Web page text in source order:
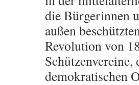
die Bürgerinnen
außen
Revolution von
demokratischen